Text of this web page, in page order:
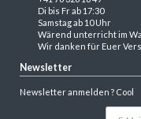
Di bis Fr ab 17:30
Samstag ab 10 Uhr
Wärend unterricht im
Wir danken für Euer
Newsletter
Newsletter anmelden ? Cool